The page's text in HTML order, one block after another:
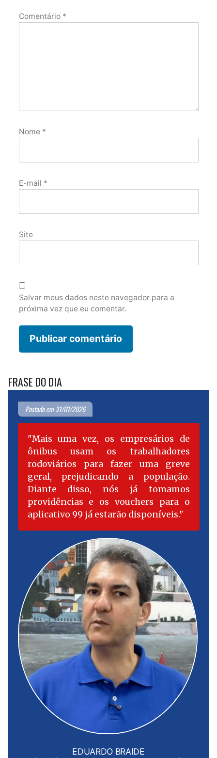
Comentário *
Nome *
E-mail *
Site
Salvar meus dados neste navegador para a
próxima vez que eu comentar.
FRASE DO DIA
Postado em 31/01/2026
Mais uma vez, os empresários de
ônibus usam os trabalhadores
rodoviários para fazer uma greve
geral, prejudicando a população.
Diante disso, nós já tomamos
providências e os vouchers para o
aplicativo 99 já estarão disponíveis.
EDUARDO BRAIDE